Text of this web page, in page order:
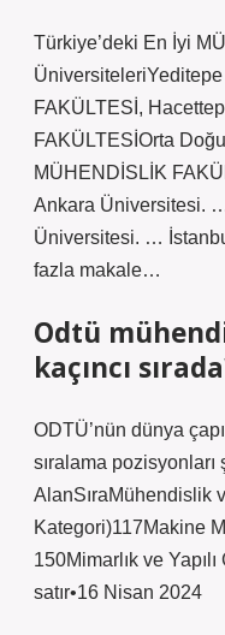
Türkiye’deki En İyi
FAKÜLTESİ,
FAKÜLTESİOrta
MÜHENDİSLİK
Ankara Üniversitesi.
Üniversitesi. …
fazla makale…
Odtü
kaçıncı
ODTÜ’nün dünya
sıralama pozisyonları
AlanSıraMühendislik
Kategori)117Makine
150Mimarlık ve
satır•16 Nisan 2024